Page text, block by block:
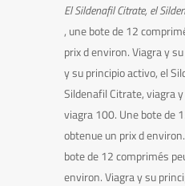
El Sildenafil Citrate, el
, une botede 12
prix d environ. Viagra y
y su principio activo, el
Sildenafil Citrate, viagra
viagra 100. Une bote de
obtenue un prix d
bote de 12 comprimés
environ. Viagra y su